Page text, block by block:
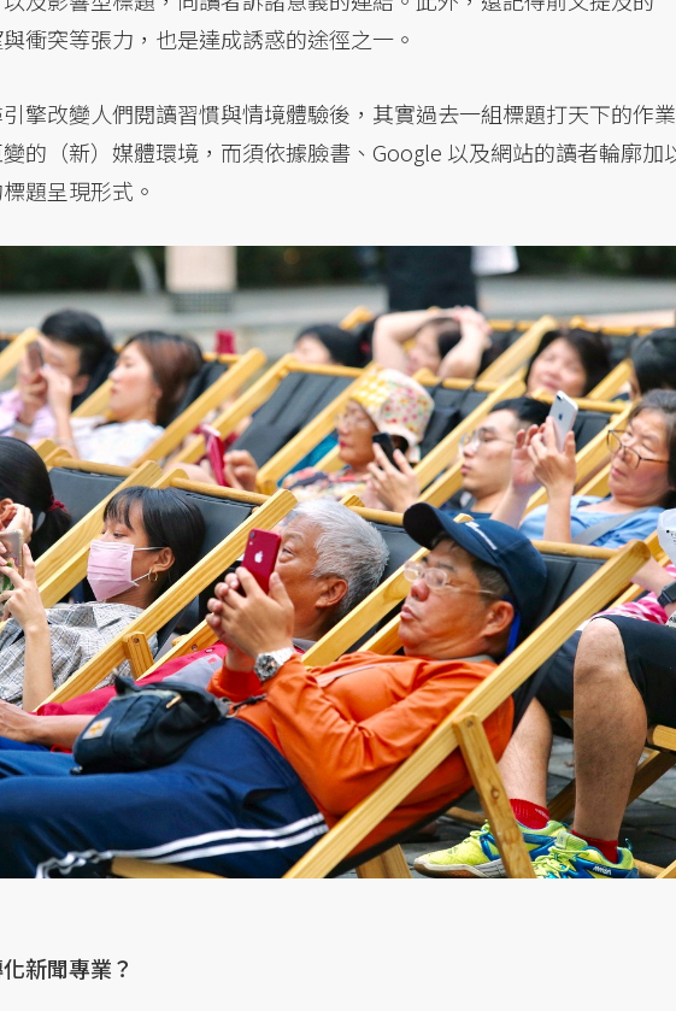
衝突等張力，也是達成誘惑的途徑之一。
擎改變人們閱讀習慣與情境體驗後，其實過去一組標題打天下的作業
的（新）媒體環境，而須依據臉書、Google 以及網站的讀者輪廓加
題呈現形式。
新聞專業？